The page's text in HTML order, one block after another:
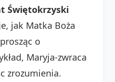
Świętokrzyski
jak Matka Boża
o
Maryja-zwraca
zrozumienia.